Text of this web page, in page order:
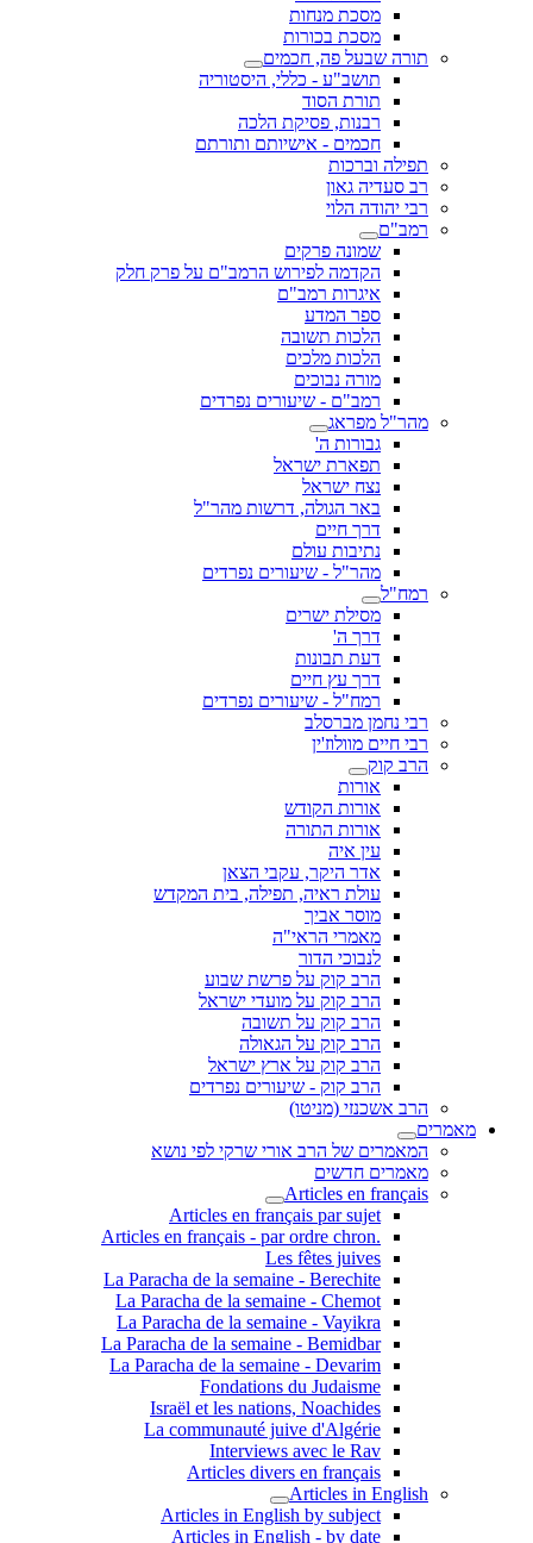
מסכת מנחות
מסכת בכורות
תורה שבעל פה, חכמים
תושב"ע - כללי, היסטוריה
תורת הסוד
רבנות, פסיקת הלכה
חכמים - אישיותם ותורתם
תפילה וברכות
רב סעדיה גאון
רבי יהודה הלוי
רמב"ם
שמונה פרקים
הקדמה לפירוש הרמב"ם על פרק חלק
איגרות רמב"ם
ספר המדע
הלכות תשובה
הלכות מלכים
מורה נבוכים
רמב"ם - שיעורים נפרדים
מהר"ל מפראג
גבורות ה'
תפארת ישראל
נצח ישראל
באר הגולה, דרשות מהר"ל
דרך חיים
נתיבות עולם
מהר"ל - שיעורים נפרדים
רמח"ל
מסילת ישרים
דרך ה'
דעת תבונות
דרך עץ חיים
רמח"ל - שיעורים נפרדים
רבי נחמן מברסלב
רבי חיים מוולוז'ין
הרב קוק
אורות
אורות הקודש
אורות התורה
עין איה
אדר היקר, עקבי הצאן
עולת ראיה, תפילה, בית המקדש
מוסר אביך
מאמרי הראי"ה
לנבוכי הדור
הרב קוק על פרשת שבוע
הרב קוק על מועדי ישראל
הרב קוק על תשובה
הרב קוק על הגאולה
הרב קוק על ארץ ישראל
הרב קוק - שיעורים נפרדים
הרב אשכנזי (מניטו)
מאמרים
המאמרים של הרב אורי שרקי לפי נושא
מאמרים חדשים
Articles en français
Articles en français par sujet
.Articles en français - par ordre chron
Les fêtes juives
La Paracha de la semaine - Berechite
La Paracha de la semaine - Chemot
La Paracha de la semaine - Vayikra
La Paracha de la semaine - Bemidbar
La Paracha de la semaine - Devarim
Fondations du Judaisme
Israël et les nations, Noachides
La communauté juive d'Algérie
Interviews avec le Rav
Articles divers en français
Articles in English
Articles in English by subject
Articles in English - by date